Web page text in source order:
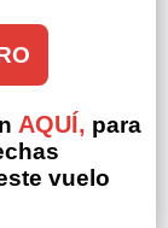
AQUÍ, para
vuelo